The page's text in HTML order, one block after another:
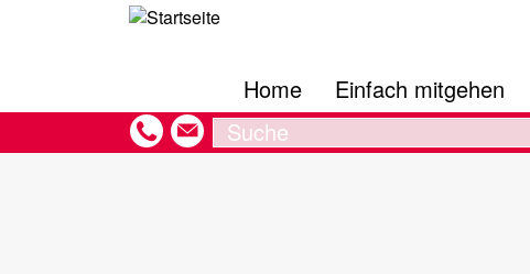
Hauptnavigation
Home Einfach mitgehen
Search